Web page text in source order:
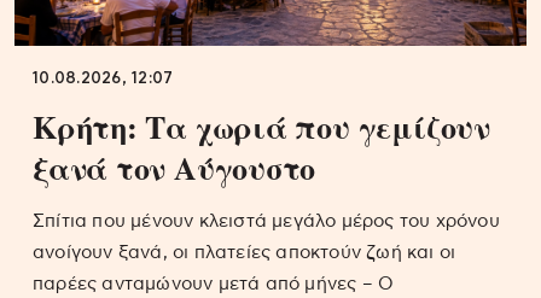
10.08.2026, 12:07
Κρήτη: Τα χωριά που γεμίζουν
ξανά τον Αύγουστο
Σπίτια που μένουν κλειστά μεγάλο μέρος του χρόνου
ανοίγουν ξανά, οι πλατείες αποκτούν ζωή και οι
παρέες ανταμώνουν μετά από μήνες – Ο